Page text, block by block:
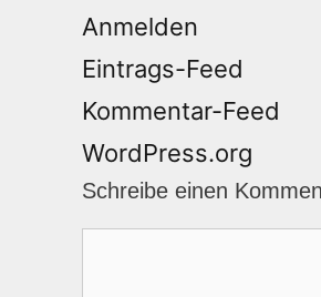
Anmelden
Eintrags-Feed
Kommentar-Feed
WordPress.org
Schreibe einen